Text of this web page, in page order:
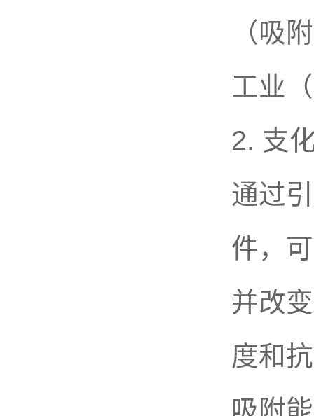
（吸
工业
2. 支
通过
件，
并改
度和